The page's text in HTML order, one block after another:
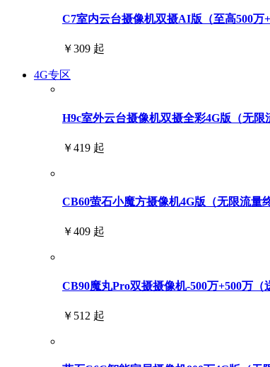
C7室内云台摄像机双摄AI版（至高500万
￥309 起
4G专区
H9c室外云台摄像机双摄全彩4G版（无限
￥419 起
CB60萤石小魔方摄像机4G版（无限流量
￥409 起
CB90魔丸Pro双摄摄像机-500万+500万（
￥512 起